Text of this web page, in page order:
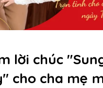
lời chúc
cho cha mẹ